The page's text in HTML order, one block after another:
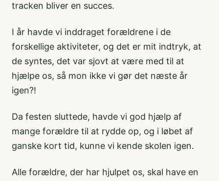
tracken bliver en succes.
I år havde vi inddraget forældrene i de
forskellige aktiviteter, og det er mit indtryk, at
de syntes, det var sjovt at være med til at
hjælpe os, så mon ikke vi gør det næste år
igen?!
Da festen sluttede, havde vi god hjælp af
mange forældre til at rydde op, og i løbet af
ganske kort tid, kunne vi kende skolen igen.
Alle forældre, der har hjulpet os, skal have en